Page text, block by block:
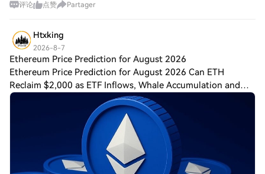
launched a Trust Wallet case study. On Aug 2, Ankr Public
评论 点赞 Partager
Htxking
2026-8-7
Ethereum Price Prediction for August 2026
Ethereum Price Prediction for August 2026 Can ETH
Reclaim $2,000 as ETF Inflows, Whale Accumulation and
Key Technical Levels Shape the Next Major Move? Ethereum
(ETH) trades below the major technical